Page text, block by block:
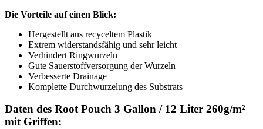
Die Vorteile auf einen Blick:
Hergestellt aus recyceltem Plastik
Extrem widerstandsfähig und sehr leicht
Verhindert Ringwurzeln
Gute Sauerstoffversorgung der Wurzeln
Verbesserte Drainage
Komplette Durchwurzelung des Substrats
Daten des Root Pouch 3 Gallon / 12 Liter 260g/m²
mit Griffen: